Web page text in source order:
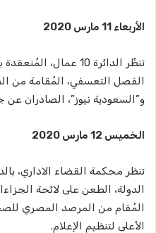
الأربعاء 11 مارس 2020
تنظُر الدائرة 10
الفصل التعسفي، المُقامة من
و”السعودية نيوز”، الصادران
الخميس 12 مارس 2020
تنظر محكمة القضاء الاداري،
المُقام من المرصد المصري
الأعلى لتنظيم اﻹعلام.